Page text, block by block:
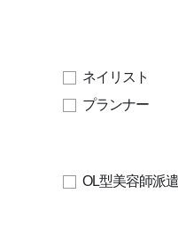
ネイリスト
プランナー
OL型美容師派遣